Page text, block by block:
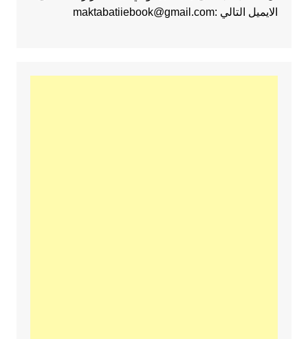
الايميل التالي :maktabatiiebook@gmail.com